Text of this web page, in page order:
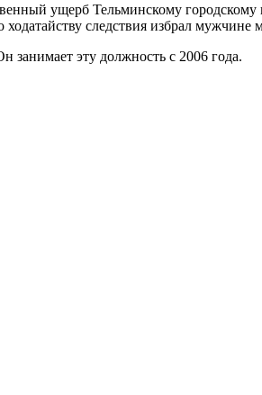
ущерб Тельминскому
следствия избрал мужчине
занимает эту должность с 2006 года.